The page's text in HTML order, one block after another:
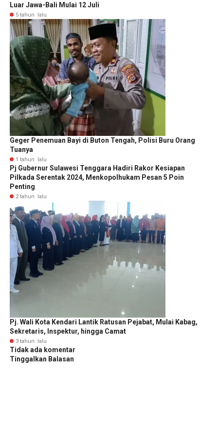
Luar Jawa-Bali Mulai 12 Juli
5 tahun lalu
Geger Penemuan Bayi di Buton Tengah, Polisi Buru Orang
Tuanya
1 tahun lalu
Pj Gubernur Sulawesi Tenggara Hadiri Rakor Kesiapan
Pilkada Serentak 2024, Menkopolhukam Pesan 5 Poin
Penting
2 tahun lalu
Pj. Wali Kota Kendari Lantik Ratusan Pejabat, Mulai Kabag,
Sekretaris, Inspektur, hingga Camat
3 tahun lalu
Tidak ada komentar
Tinggalkan Balasan